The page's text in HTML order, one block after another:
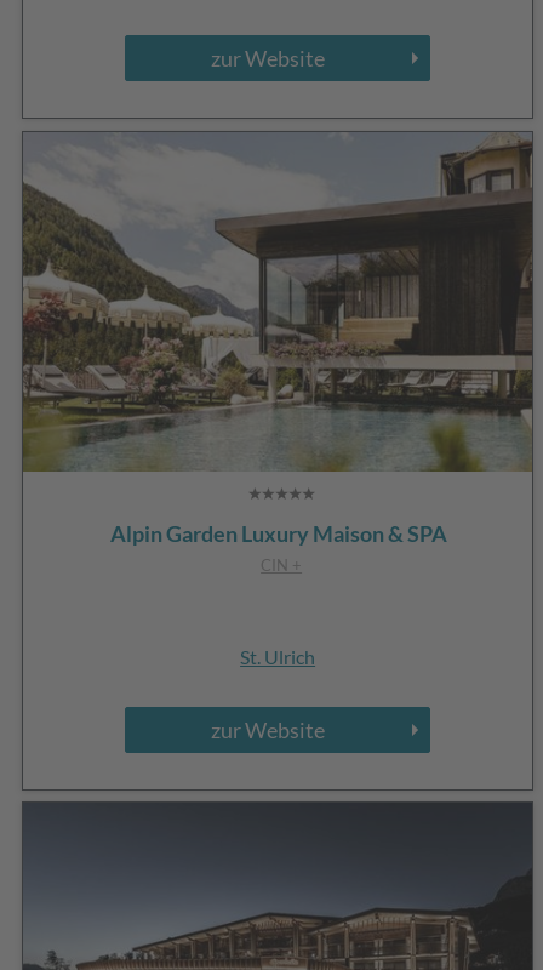
zur Website
Alpin Garden Luxury Maison & SPA
CIN +
St. Ulrich
zur Website